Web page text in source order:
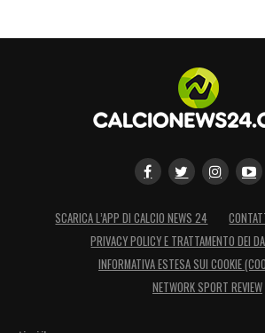
SCARICA L’APP DI CALCIO NEWS 24
PRIVACY POLICY E TRATTAMENTO DEI
INFORMATIVA ESTESA SUI COOKIE
NETWORK SPORT REVIEW